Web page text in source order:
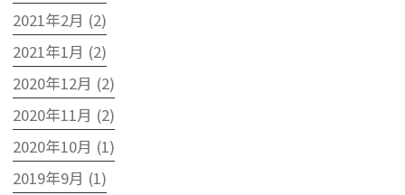
2021年2月 (2)
2021年1月 (2)
2020年12月 (2)
2020年11月 (2)
2020年10月 (1)
2019年9月 (1)